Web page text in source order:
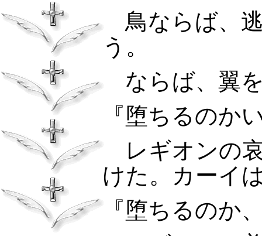
鳥ならば、
う。
ならば、翼
『堕ちるの
レギオンの
けた。カーイ
『堕ちるのか